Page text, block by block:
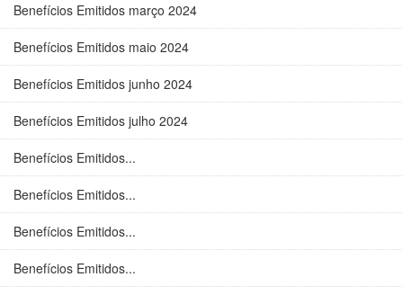
Benefícios Emitidos março 2024
Benefícios Emitidos maio 2024
Benefícios Emitidos junho 2024
Benefícios Emitidos julho 2024
Benefícios Emitidos...
Benefícios Emitidos...
Benefícios Emitidos...
Benefícios Emitidos...